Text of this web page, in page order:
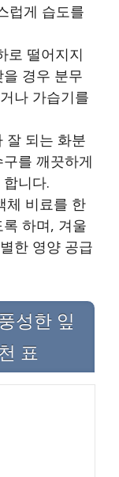
럽게 습도를
로 떨어지지
경우 분무
나 가습기를
잘 되는 화분
를 깨끗하게
니다.
체 비료를 한
하며, 겨울
한 영양 공급
성한 잎
표